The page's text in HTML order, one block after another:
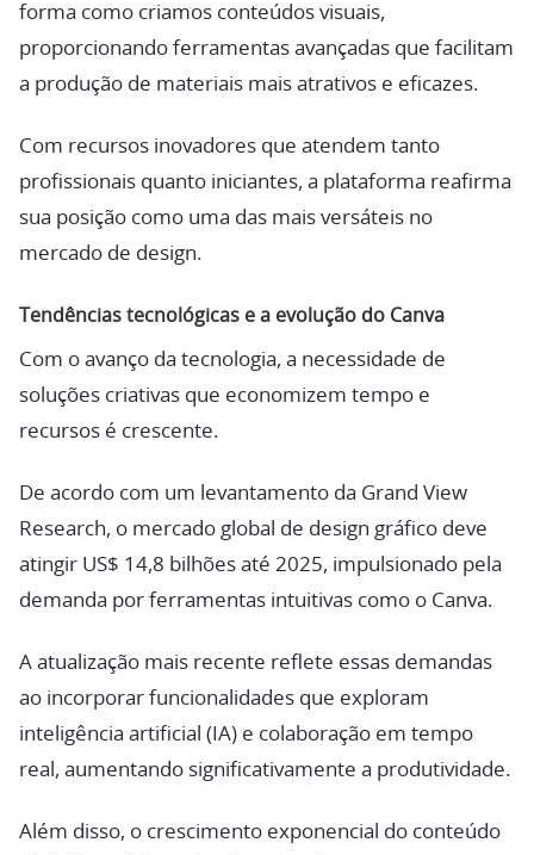
forma como criamos conteúdos visuais,
proporcionando ferramentas avançadas que facilitam
a produção de materiais mais atrativos e eficazes.
Com recursos inovadores que atendem tanto
profissionais quanto iniciantes, a plataforma reafirma
sua posição como uma das mais versáteis no
mercado de design.
Tendências tecnológicas e a evolução do Canva
Com o avanço da tecnologia, a necessidade de
soluções criativas que economizem tempo e
recursos é crescente.
De acordo com um levantamento da Grand View
Research, o mercado global de design gráfico deve
atingir US$ 14,8 bilhões até 2025, impulsionado pela
demanda por ferramentas intuitivas como o Canva.
A atualização mais recente reflete essas demandas
ao incorporar funcionalidades que exploram
inteligência artificial (IA) e colaboração em tempo
real, aumentando significativamente a produtividade.
Além disso, o crescimento exponencial do conteúdo